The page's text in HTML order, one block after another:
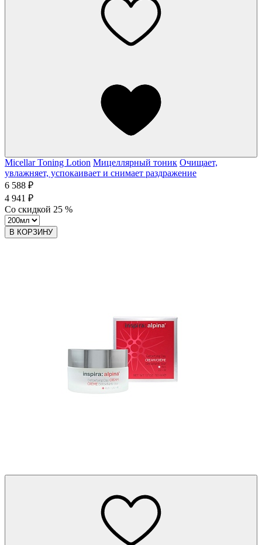
Micellar Toning Lotion Мицеллярный тоник Очищает,
увлажняет, успокаивает и снимает раздражение
6 588 ₽
4 941 ₽
Со скидкой 25 %
В КОРЗИНУ